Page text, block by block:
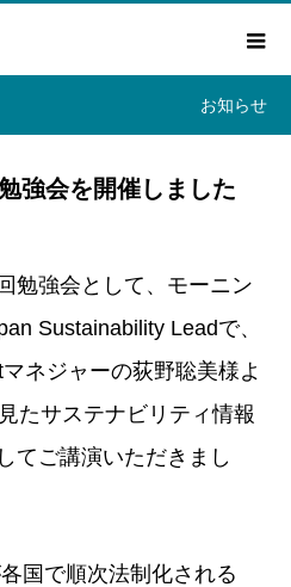
お知らせ
強会を開催しました
勉強会として、モーニン
Sustainability Leadで、
ネジャーの荻野聡美様よ
たサステナビリティ情報
てご講演いただきまし
国で順次法制化される